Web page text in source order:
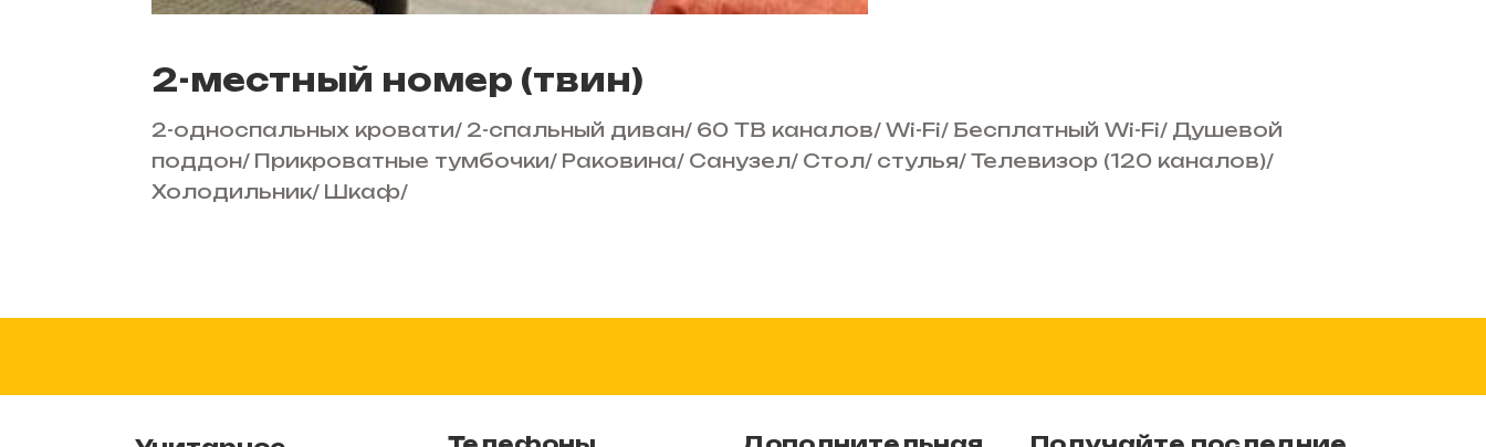
2-местный номер (твин)
2-односпальных кровати/ 2-спальный диван/ 60 ТВ каналов/ Wi-Fi/ Бесплатный Wi-Fi/ Душевой
поддон/ Прикроватные тумбочки/ Раковина/ Санузел/ Стол/ стулья/ Телевизор (120 каналов)/
Холодильник/ Шкаф/